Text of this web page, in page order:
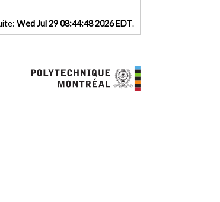
Wed Jul 29 08:44:48 2026 EDT.